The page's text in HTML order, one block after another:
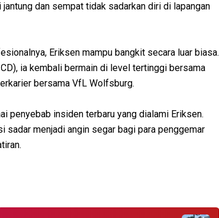
dan sempat tidak sadarkan diri di lapangan
Eriksen mampu bangkit secara luar biasa.
ia kembali bermain di level tertinggi bersama
bersama VfL Wolfsburg.
penyebab insiden terbaru yang dialami Eriksen.
sadar menjadi angin segar bagi para penggemar